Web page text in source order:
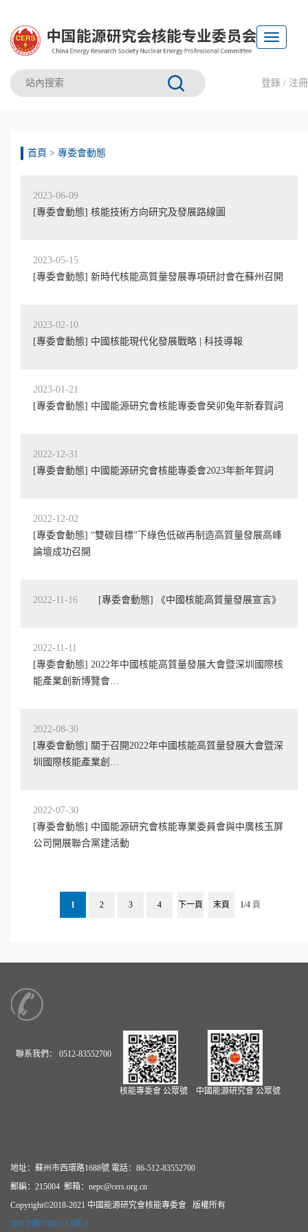
Toggle
navigation
登錄/ 注冊
首頁 > 專委會動態
2023-06-09
[專委會動態] 核能技術方向研究及發展路線圖
2023-05-15
[專委會動態] 新時代核能高質量發展專項研討會在蘇州召開
2023-02-10
[專委會動態] 中國核能現代化發展戰略 | 科技導報
2023-01-21
[專委會動態] 中國能源研究會核能專委會癸卯兔年新春賀詞
2022-12-31
[專委會動態] 中國能源研究會核能專委會2023年新年賀詞
2022-12-02
[專委會動態] “雙碳目標”下綠色低碳再制造高質量發展高峰
論壇成功召開
2022-11-16 [專委會動態] 《中國核能高質量發展宣言》
2022-11-11
[專委會動態] 2022年中國核能高質量發展大會暨深圳國際核
能產業創新博覽會…
2022-08-30
[專委會動態] 關于召開2022年中國核能高質量發展大會暨深
圳國際核能產業創…
2022-07-30
[專委會動態] 中國能源研究會核能專業委員會與中廣核玉屏
公司開展聯合黨建活動
1 2 3 4 下一頁 末頁 1/4頁
聯系我們： 0512-83552700
核能專委會 公眾號 中國能源研究會 公眾號
地址：蘇州市西環路1688號 電話：86-512-83552700
郵編：215004 郵箱：nepc@cers.org.cn
Copyright©2018-2021 中國能源研究會核能專委會 版權所有
京ICP備07003133號-3